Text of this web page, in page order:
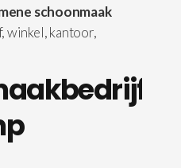
schoonmaak
winkel, kantoor,